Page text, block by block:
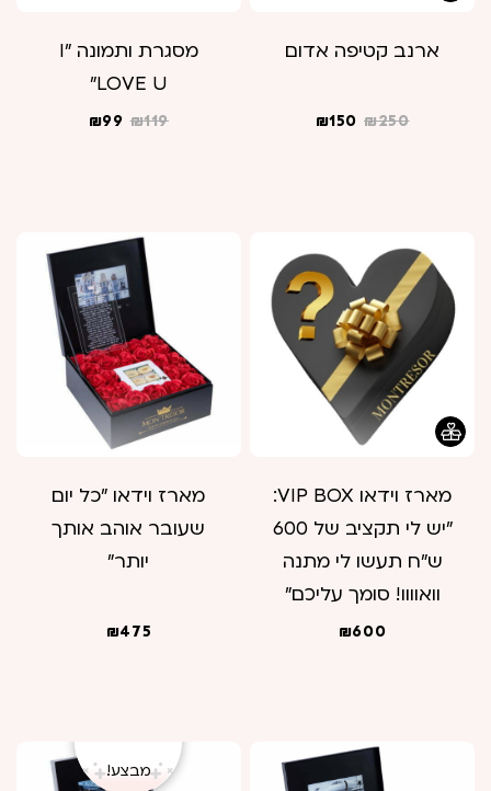
ארנב קטיפה אדום
₪250
המחיר
₪150
מסגרת ותמונה "I
LOVE U"
₪119
המחיר
₪99
מארז וידאו VIP BOX:
"יש לי תקציב של 600
ש"ח תעשו לי מתנה
וואוווו! סומך עליכם"
₪600
מארז וידאו "כל יום
שעובר אוהב אותך
יותר"
₪475
מבצע!